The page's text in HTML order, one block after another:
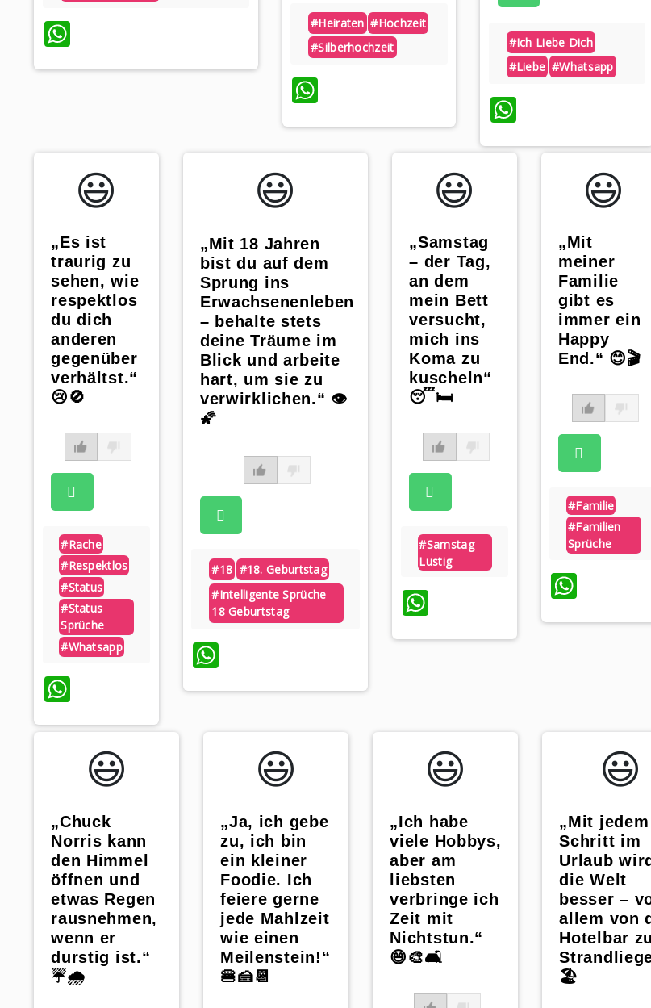
WhatsApp #heiraten #hochzeit
#silberhochzeit
#ich Liebe Dich
#liebe #whatsapp
WhatsApp
😃️
„Es ist
traurig zu
sehen, wie
respektlos
du dich
anderen
gegenüber
verhältst.“
😢🚫
#rache
#respektlos
#status
#status
Sprüche
#whatsapp
WhatsApp
😃️
„Mit 18 Jahren
bist du auf dem
Sprung ins
Erwachsenenleben
– behalte stets
deine Träume im
Blick und arbeite
hart, um sie zu
verwirklichen.“ 👁️
🌠
#18 #18. Geburtstag
#intelligente Sprüche
18 Geburtstag
😃️
„Samstag
– der Tag,
an dem
mein Bett
versucht,
mich ins
Koma zu
kuscheln“
😴🛏️
#samstag
Lustig
WhatsApp
😃️
„Mit
meiner
Familie
gibt es
immer ein
Happy
End.“ 😊🎬
#familie
#familien
Sprüche
😃️
„Chuck
Norris kann
den Himmel
öffnen und
etwas Regen
rausnehmen,
wenn er
durstig ist.“
☔🌧️
😃️
„Ja, ich gebe
zu, ich bin
ein kleiner
Foodie. Ich
feiere gerne
jede Mahlzeit
wie einen
Meilenstein!“
🍔🍰📆
😃️
„Ich habe
viele Hobbys,
aber am
liebsten
verbringe ich
Zeit mit
Nichtstun.“
😄🎨🛋️
😃️
„Mit jedem
Schritt im
Urlaub wird
die Welt
besser –
allem von
Hotelbar
🏖️